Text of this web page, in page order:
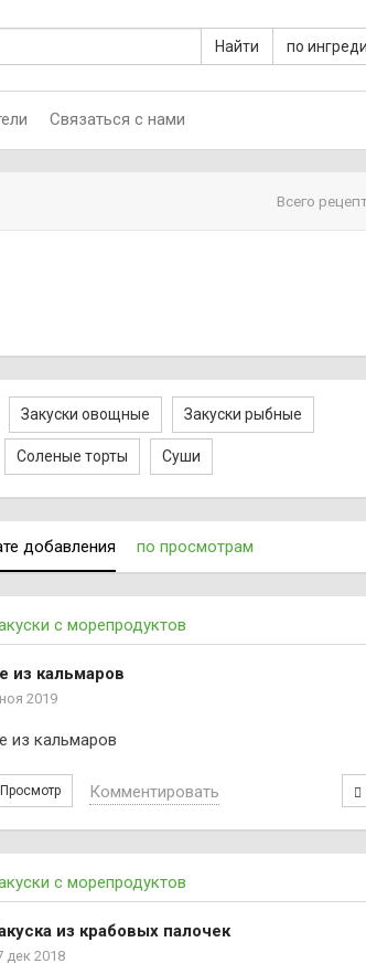
Найти по
Связаться с нами
Всего
Закуски овощные Закуски рыбные
Соленые торты Суши
добавления по просмотрам
с морепродуктов
из кальмаров
2019
Просмотр Комментировать
с морепродуктов
из крабовых палочек
дек 2018